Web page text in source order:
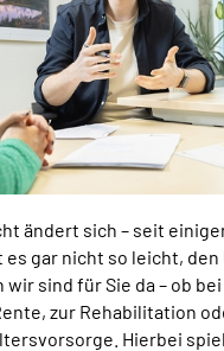
(DGS)
Mein Kundenportal
ändert sich – seit
es gar nicht so leicht, den
wir sind für Sie da – ob
zur Rehabilitation
Hierbei